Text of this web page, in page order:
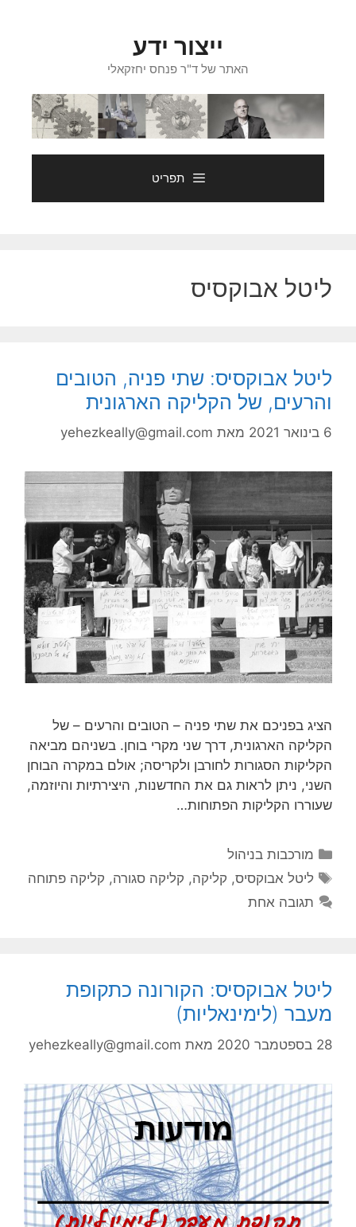
ייצור ידע
האתר של ד"ר פנחס יחזקאלי
תפריט
ליטל אבוקסיס
ליטל אבוקסיס: שתי פניה, הטובים
והרעים, של הקליקה הארגונית
6 בינואר 2021 מאת yehezkeally@gmail.com
הציג בפניכם את שתי פניה – הטובים והרעים – של
הקליקה הארגונית, דרך שני מקרי בוחן. בשניהם מביאה
הקליקות הסגורות לחורבן ולקריסה; אולם במקרה הבוחן
השני, ניתן לראות גם את החדשנות, היצירתיות והיוזמה,
שעוררו הקליקות הפתוחות…
קטגוריות
מורכבות בניהול
תגיות
ליטל אבוקסיס, קליקה, קליקה סגורה, קליקה פתוחה
תגובה אחת
ליטל אבוקסיס: הקורונה כתקופת
מעבר (לימינאליות)
28 בספטמבר 2020 מאת yehezkeally@gmail.com